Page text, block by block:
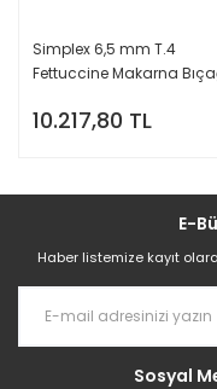
Simplex 6,5 mm T.4
Fettuccine Makarna
Uyumlu
10.217,80 TL
E-
Haber listemize kayıt
Sosyal